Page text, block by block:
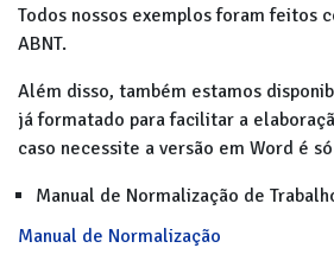
Todos nossos exemplos foram feitos
ABNT.
Além disso, também estamos
já formatado para facilitar a
caso necessite a versão em Word é
Manual de Normalização de
Manual de Normalização